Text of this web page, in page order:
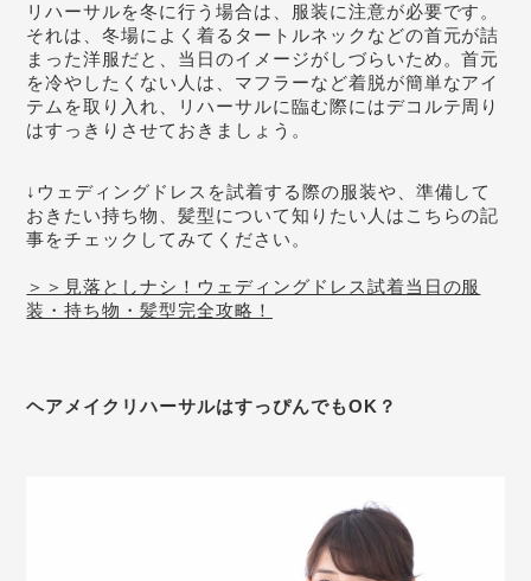
リハーサルを冬に行う場合は、服装に注意が必要です。
それは、冬場によく着るタートルネックなどの首元が詰
まった洋服だと、当日のイメージがしづらいため。首元
を冷やしたくない人は、マフラーなど着脱が簡単なアイ
テムを取り入れ、リハーサルに臨む際にはデコルテ周り
はすっきりさせておきましょう。
↓ウェディングドレスを試着する際の服装や、準備して
おきたい持ち物、髪型について知りたい人はこちらの記
事をチェックしてみてください。
＞＞見落としナシ！ウェディングドレス試着当日の服
装・持ち物・髪型完全攻略！
ヘアメイクリハーサルはすっぴんでもOK？